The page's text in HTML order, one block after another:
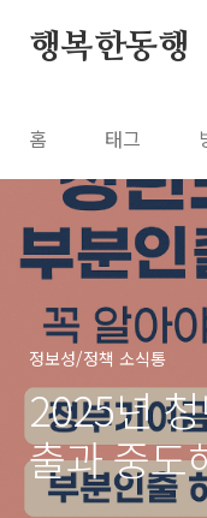
행복한동행
홈 태그
정보성/정책 소식통
2025년
출과 중도